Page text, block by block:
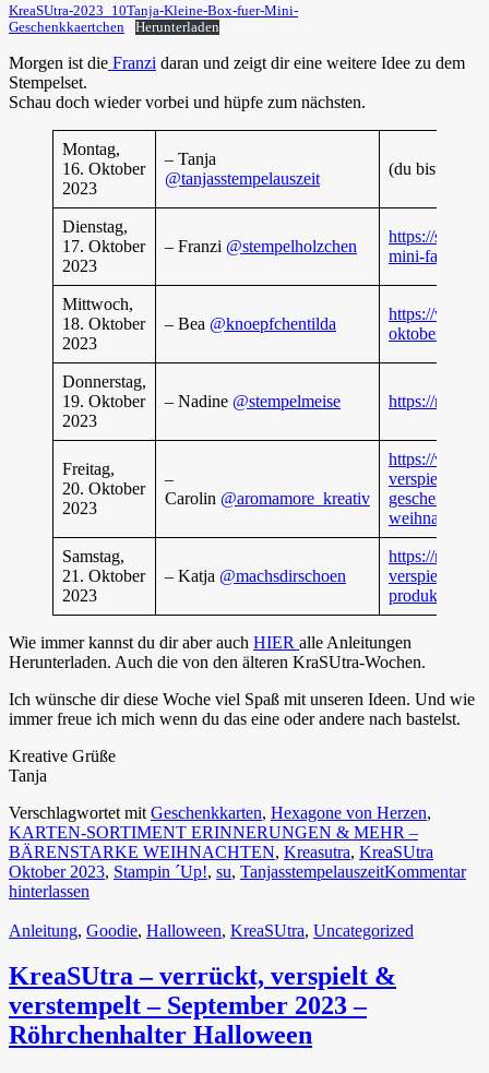
KreaSUtra-2023_10Tanja-Kleine-Box-fuer-Mini-
Geschenkkaertchen
Herunterladen
Morgen ist die Franzi daran und zeigt dir eine weitere Idee zu dem
Stempelset.
Schau doch wieder vorbei und hüpfe zum nächsten.
Montag,
16. Oktober
2023
– Tanja
@tanjasstempelauszeit
(du bist
Dienstag,
17. Oktober
2023
– Franzi @stempelholzchen
https://
mini-faecher-
Mittwoch,
18. Oktober
2023
– Bea @knoepfchentilda
https://
oktober
Donnerstag,
19. Oktober
2023
– Nadine @stempelmeise https://
Freitag,
20. Oktober
2023
–
Carolin @aromamore_kreativ
https://
verspielt-
weihnachten-
Samstag,
21. Oktober
2023
– Katja @machsdirschoen
https://
verspielt-
produkt-in-
Wie immer kannst du dir aber auch HIER alle Anleitungen
Herunterladen. Auch die von den älteren KraSUtra-Wochen.
Ich wünsche dir diese Woche viel Spaß mit unseren Ideen. Und wie
immer freue ich mich wenn du das eine oder andere nach bastelst.
Kreative Grüße
Tanja
Verschlagwortet mit Geschenkkarten, Hexagone von Herzen,
KARTEN-SORTIMENT ERINNERUNGEN & MEHR –
BÄRENSTARKE WEIHNACHTEN, Kreasutra, KreaSUtra
Oktober 2023, Stampin ´Up!, su, TanjasstempelauszeitKommentar
hinterlassen
Anleitung, Goodie, Halloween, KreaSUtra, Uncategorized
KreaSUtra – verrückt, verspielt &
verstempelt – September 2023 –
Röhrchenhalter Halloween